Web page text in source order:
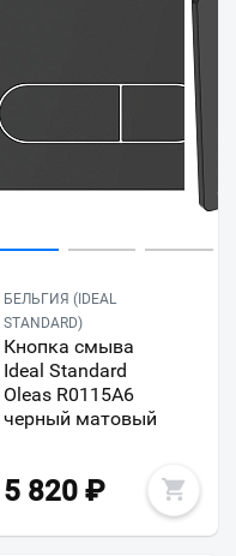
БЕЛЬГИЯ (IDEAL
STANDARD)
Кнопка смыва
Ideal Standard
Oleas R0115A6
черный матовый
5 820 ₽